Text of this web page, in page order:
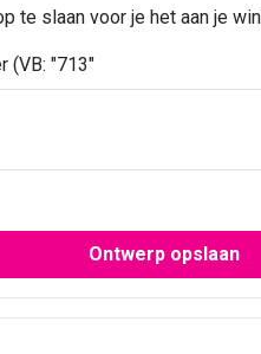
te slaan voor je het aan je
(VB: "713"
Ontwerp opslaan